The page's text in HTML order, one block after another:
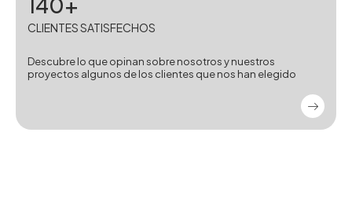
CLIENTES SATISFECHOS
Descubre lo que opinan sobre nosotros y nuestros
proyectos algunos de los clientes que nos han elegido